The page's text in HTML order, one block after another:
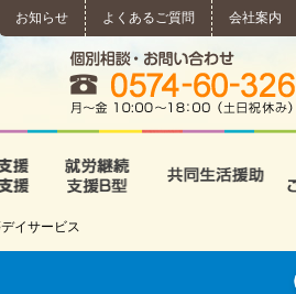
お知らせ よくあるご質問 会社案内
就労移行支援･就労選択支援
イサービス